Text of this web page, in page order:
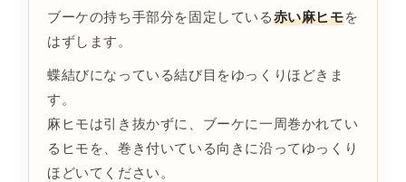
ブーケの持ち手部分を固定している赤い麻ヒモを
はずします。
蝶結びになっている結び目をゆっくりほどきま
す。
麻ヒモは引き抜かずに、ブーケに一周巻かれてい
るヒモを、巻き付いている向きに沿ってゆっくり
ほどいてください。